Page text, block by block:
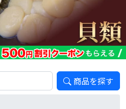
商品を探す